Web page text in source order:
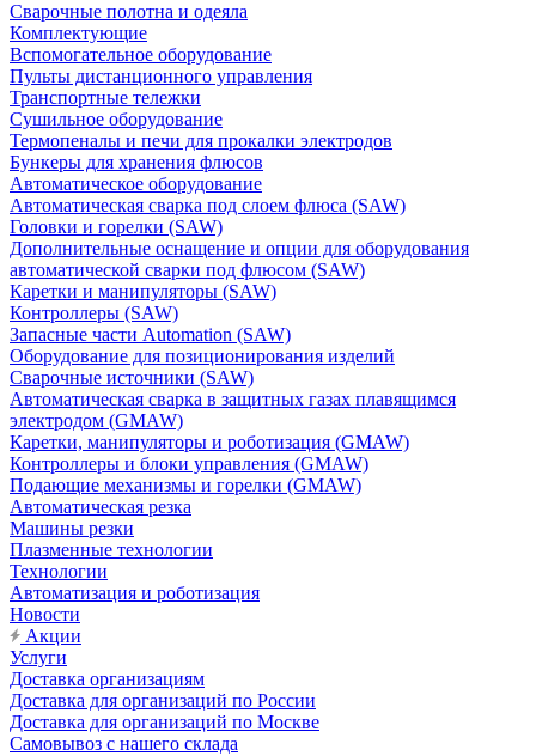
Сварочные полотна и одеяла
Комплектующие
Вспомогательное оборудование
Пульты дистанционного управления
Транспортные тележки
Сушильное оборудование
Термопеналы и печи для прокалки электродов
Бункеры для хранения флюсов
Автоматическое оборудование
Автоматическая сварка под слоем флюса (SAW)
Головки и горелки (SAW)
Дополнительные оснащение и опции для оборудования
автоматической сварки под флюсом (SAW)
Каретки и манипуляторы (SAW)
Контроллеры (SAW)
Запасные части Automation (SAW)
Оборудование для позиционирования изделий
Сварочные источники (SAW)
Автоматическая сварка в защитных газах плавящимся
электродом (GMAW)
Каретки, манипуляторы и роботизация (GMAW)
Контроллеры и блоки управления (GMAW)
Подающие механизмы и горелки (GMAW)
Автоматическая резка
Машины резки
Плазменные технологии
Технологии
Автоматизация и роботизация
Новости
Акции
Услуги
Доставка организациям
Доставка для организаций по России
Доставка для организаций по Москве
Самовывоз с нашего склада